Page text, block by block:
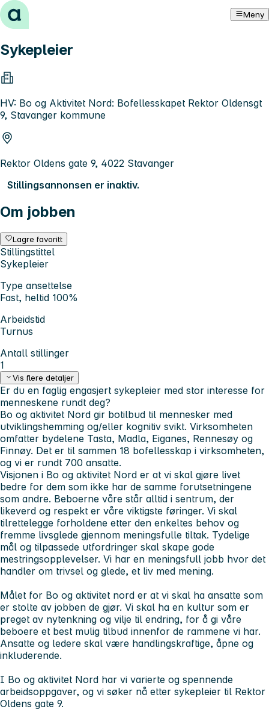
Hopp til innhold Meny
Sykepleier
HV: Bo og Aktivitet Nord: Bofellesskapet Rektor Oldensgt
9, Stavanger kommune
Rektor Oldens gate 9, 4022 Stavanger
Stillingsannonsen er inaktiv.
Om jobben
Lagre favoritt
Stillingstittel
Sykepleier
Type ansettelse
Fast, heltid 100%
Arbeidstid
Turnus
Antall stillinger
1
Vis flere detaljer
Er du en faglig engasjert sykepleier med stor interesse for
menneskene rundt deg?
Bo og aktivitet Nord gir botilbud til mennesker med
utviklingshemming og/eller kognitiv svikt. Virksomheten
omfatter bydelene Tasta, Madla, Eiganes, Rennesøy og
Finnøy. Det er til sammen 18 bofellesskap i virksomheten,
og vi er rundt 700 ansatte.
Visjonen i Bo og aktivitet Nord er at vi skal gjøre livet
bedre for dem som ikke har de samme forutsetningene
som andre. Beboerne våre står alltid i sentrum, der
likeverd og respekt er våre viktigste føringer. Vi skal
tilrettelegge forholdene etter den enkeltes behov og
fremme livsglede gjennom meningsfulle tiltak. Tydelige
mål og tilpassede utfordringer skal skape gode
mestringsopplevelser. Vi har en meningsfull jobb hvor det
handler om trivsel og glede, et liv med mening.
Målet for Bo og aktivitet nord er at vi skal ha ansatte som
er stolte av jobben de gjør. Vi skal ha en kultur som er
preget av nytenkning og vilje til endring, for å gi våre
beboere et best mulig tilbud innenfor de rammene vi har.
Ansatte og ledere skal være handlingskraftige, åpne og
inkluderende.
I Bo og aktivitet Nord har vi varierte og spennende
arbeidsoppgaver, og vi søker nå etter sykepleier til Rektor
Oldens gate 9.